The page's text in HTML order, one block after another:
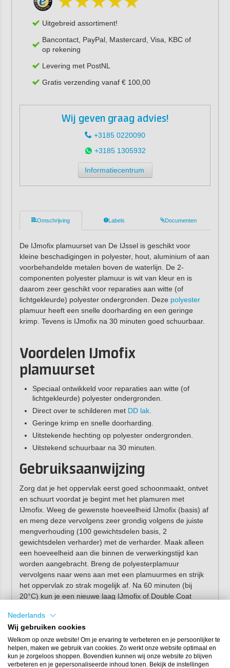
Uitgebreid assortiment!
Bancontact, PayPal, Mastercard, Visa, KBC of
op rekening
Levering met PostNL
Gratis verzending vanaf € 100,00
Wij geven graag advies!
+3185 0220090
+3185 1305932
Informatiecentrum
Omschrijving Labels Documenten
De IJmofix plamuurset van De IJssel is geschikt voor
kleine beschadigingen in polyester, hout, aluminium of aan
voorbehandelde metalen boven de waterlijn. De 2-
componenten polyester plamuur is wit van kleur en is
daarom zeer geschikt voor reparaties aan witte (of
lichtgekleurde) polyester ondergronden. Deze polyester
plamuur heeft een snelle doorharding en een geringe
krimp. Tevens is IJmofix na 30 minuten goed schuurbaar.
Voordelen IJmofix
plamuurset
Speciaal ontwikkeld voor reparaties aan witte (of
lichtgekleurde) polyester ondergronden.
Direct over te schilderen met DD lak.
Geringe krimp en snelle doorharding.
Uitstekende hechting op polyester ondergronden.
Uitstekend schuurbaar na 30 minuten.
Gebruiksaanwijzing
Zorg dat je het oppervlak eerst goed schoonmaakt, ontvet
en schuurt voordat je begint met het plamuren met
IJmofix. Weeg de gewenste hoeveelheid IJmofix (basis) af
en meng deze vervolgens zeer grondig volgens de juiste
mengverhouding (100 gewichtsdelen basis, 2
gewichtsdelen verharder) met de verharder. Maak alleen
een hoeveelheid aan die binnen de verwerkingstijd kan
worden aangebracht. Breng de polyesterplamuur
vervolgens naar wens aan met een plamuurmes en strijk
het oppervlak zo strak mogelijk af. Na 60 minuten (bij
20°C) kun je een nieuwe laag IJmofix of Double Coat
korrel 120 à 180.
Nederlands
Wij gebruiken cookies
Welkom op onze website! Om je ervaring te verbeteren en je persoonlijker te
helpen, maken we gebruik van cookies. Zo werkt onze website optimaal en
kun je zorgeloos shoppen. Bovendien kunnen wij onze website zo blijven
verbeteren en je gepersonaliseerde inhoud tonen. Bekijk de instellingen